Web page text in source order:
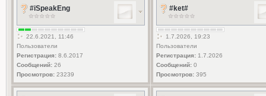
#iSpeakEng
22.6.2021, 11:46
Пользователи
Регистрация:8.6.2017
Сообщений:26
Просмотров:23239
#ket#
1.7.2026, 19:23
Пользователи
Регистрация:1.7.2026
Сообщений:0
Просмотров:395